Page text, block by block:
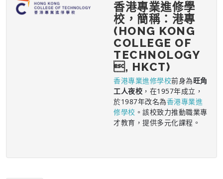
香港專業進修學
校，簡稱：港專
(HONG KONG
COLLEGE OF
TECHNOLOGY
, HKCT)
香港專業進修學校前身為旺角
工人夜校 ，在1957年成立，
於1987年改名為香港專業進
修學校 。該校致力推動職業專
才教育，提供多元化課程。